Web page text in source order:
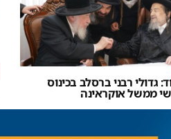
גדולי רבני ברסלב בכינוס
ממשל אוקראינה